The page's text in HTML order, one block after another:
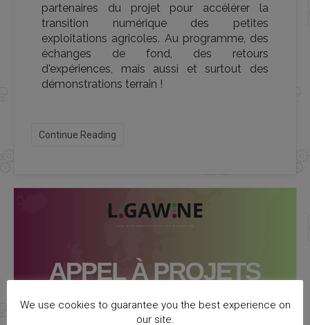
partenaires du projet pour accélérer la
transition numérique des petites
exploitations agricoles. Au programme, des
échanges de fond, des retours
d'expériences, mais aussi et surtout des
démonstrations terrain !
Continue Reading
We use cookies to guarantee you the best experience on
our site.